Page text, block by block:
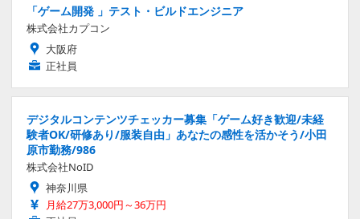
「ゲーム開発 」テスト・ビルドエンジニア
株式会社カプコン
大阪府
正社員
デジタルコンテンツチェッカー募集「ゲーム好き歓迎/未経
験者OK/研修あり/服装自由」あなたの感性を活かそう/小田
原市勤務/986
株式会社NoID
神奈川県
月給27万3,000円～36万円